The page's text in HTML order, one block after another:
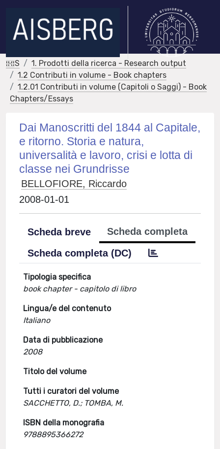
IRIS
1. Prodotti della ricerca - Research output
1.2 Contributi in volume - Book chapters
1.2.01 Contributi in volume (Capitoli o Saggi) - Book
Chapters/Essays
Dai Manoscritti del 1844 al Capitale,
e ritorno. Storia e natura,
universalità e lavoro, crisi e lotta di
classe nei Grundrisse
BELLOFIORE, Riccardo
2008-01-01
Scheda breve
Scheda completa
Scheda completa (DC)
Tipologia specifica
book chapter - capitolo di libro
Lingua/e del contenuto
Italiano
Data di pubblicazione
2008
Titolo del volume
Tutti i curatori del volume
SACCHETTO, D.; TOMBA, M.
ISBN della monografia
9788895366272